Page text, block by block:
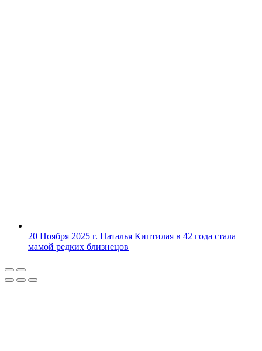
20 Ноября 2025 г. Наталья Киптилая в 42 года стала
мамой редких близнецов